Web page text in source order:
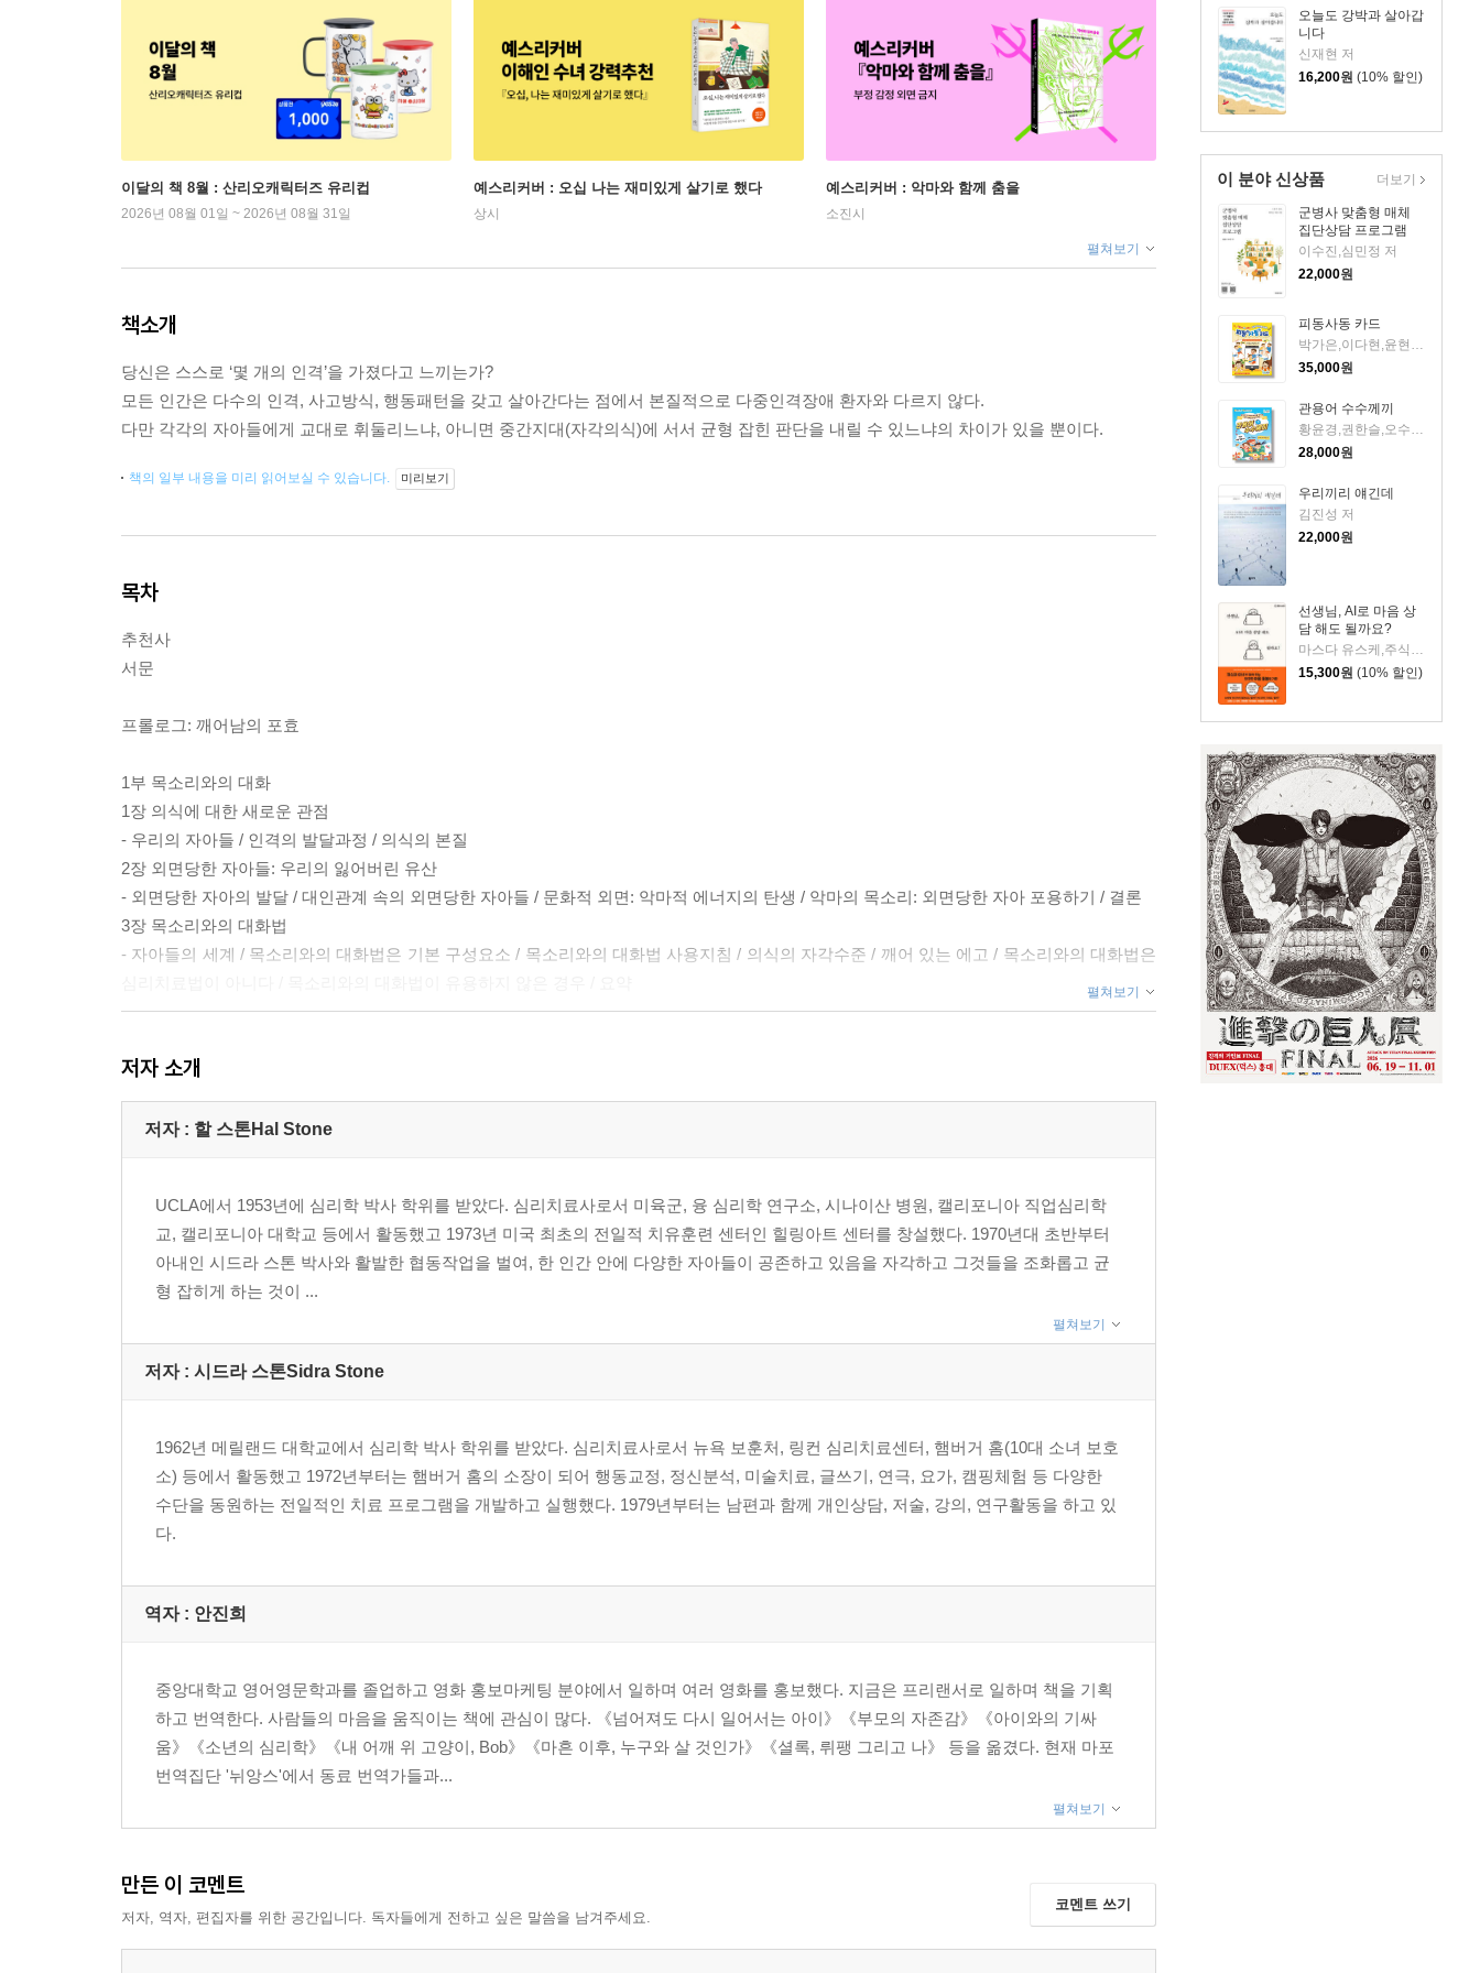
오늘도 강박과 살아갑
니다
신재현 저
16,200원 (10% 할인)
이 분야 신상품
군병사 맞춤형 매체
집단상담 프로그램
이수진,심민정 저
22,000원
피동사동 카드
35,000원
관용어 수수께끼
28,000원
우리끼리 얘긴데
김진성 저
22,000원
선생님, AI로 마음 상
담 해도 될까요?
마스다 유스케,주식회사 카이엔 저/김민영 역
15,300원 (10% 할인)
더보기
이달의 책 8월 : 산리오캐릭터즈 유리컵
2026년 08월 01일 ~ 2026년 08월 31일
예스리커버 : 오십 나는 재미있게 살기로 했다
상시
예스리커버 : 악마와 함께 춤을
소진시
펼쳐보기
책소개
당신은 스스로 ‘몇 개의 인격’을 가졌다고 느끼는가?
모든 인간은 다수의 인격, 사고방식, 행동패턴을 갖고 살아간다는 점에서 본질적으로 다중인격장애 환자와 다르지 않다.
다만 각각의 자아들에게 교대로 휘둘리느냐, 아니면 중간지대(자각의식)에 서서 균형 잡힌 판단을 내릴 수 있느냐의 차이가 있을 뿐이다.
책의 일부 내용을 미리 읽어보실 수 있습니다. 미리보기
목차
추천사
서문
프롤로그: 깨어남의 포효
1부 목소리와의 대화
1장 의식에 대한 새로운 관점
- 우리의 자아들 / 인격의 발달과정 / 의식의 본질
2장 외면당한 자아들: 우리의 잃어버린 유산
- 외면당한 자아의 발달 / 대인관계 속의 외면당한 자아들 / 문화적 외면: 악마적 에너지의 탄생 / 악마의 목소리: 외면당한 자아 포용하기 / 결론
3장 목소리와의 대화법
- 자아들의 세계 / 목소리와의 대화법은 기본 구성요소 / 목소리와의 대화법 사용지침 / 의식의 자각수준 / 깨어 있는 에고 / 목소리와의 대화법은
들어가기
4장 보호자/통제자: ‘보스’ 만나기
- 인격의 발달 / 보호자(통제자)
6장 외면당한 본능적 에너지들
7장 내면의 아이
- 상처입기 쉬운 자아들 / 취약성(외면당한 주된 자아) / 전능함의 역설 / 놀기 좋아하고 상상력이 풍부한 아이들
8장 부모 자아들
3부 깨어남의 포효
- 우리 내면의 원형적 에너지 흐름
9장 여성의 권능
- 전사 에너지와 죄책감을 느끼는 딸 / 여성의 권능 vs. 권력 / 우리를 보호하는 킬러 자아 / 반대극의 원형과 동일시하는 것의 위험성 / 경쟁자와
숙녀 / 여성들의 권능에 관련된 비인격적 자아의 역할 / 내면의 가부장
- 존재하기와 행위하기 / 의식의 영적 차원들 / 꿈과 계시 속의 영적 에너지 / 목소리와의 대화와 영적 차원 / 더 높은 자아와의 대화 / 영웅
(방랑자) / 조건 없는 사랑
펼쳐보기
저자 소개
저자 : 할 스톤Hal Stone
UCLA에서 1953년에 심리학 박사 학위를 받았다. 심리치료사로서 미육군, 융 심리학 연구소, 시나이산 병원, 캘리포니아 직업심리학
교, 캘리포니아 대학교 등에서 활동했고 1973년 미국 최초의 전일적 치유훈련 센터인 힐링아트 센터를 창설했다. 1970년대 초반부터
아내인 시드라 스톤 박사와 활발한 협동작업을 벌여, 한 인간 안에 다양한 자아들이 공존하고 있음을 자각하고 그것들을 조화롭고 균
형 잡히게 하는 것이 ...
펼쳐보기
저자 : 시드라 스톤Sidra Stone
1962년 메릴랜드 대학교에서 심리학 박사 학위를 받았다. 심리치료사로서 뉴욕 보훈처, 링컨 심리치료센터, 햄버거 홈(10대 소녀 보호
소) 등에서 활동했고 1972년부터는 햄버거 홈의 소장이 되어 행동교정, 정신분석, 미술치료, 글쓰기, 연극, 요가, 캠핑체험 등 다양한
수단을 동원하는 전일적인 치료 프로그램을 개발하고 실행했다. 1979년부터는 남편과 함께 개인상담, 저술, 강의, 연구활동을 하고 있
다.
역자 : 안진희
중앙대학교 영어영문학과를 졸업하고 영화 홍보마케팅 분야에서 일하며 여러 영화를 홍보했다. 지금은 프리랜서로 일하며 책을 기획
하고 번역한다. 사람들의 마음을 움직이는 책에 관심이 많다. 《넘어져도 다시 일어서는 아이》《부모의 자존감》《아이와의 기싸
움》《소년의 심리학》《내 어깨 위 고양이, Bob》《마흔 이후, 누구와 살 것인가》《셜록, 뤼팽 그리고 나》 등을 옮겼다. 현재 마포
번역집단 '뉘앙스'에서 동료 번역가들과...
펼쳐보기
만든 이 코멘트
저자, 역자, 편집자를 위한 공간입니다. 독자들에게 전하고 싶은 말씀을 남겨주세요.
코멘트 쓰기